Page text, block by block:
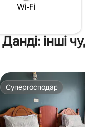
Wi-Fi
Данді: інші
Супергосподар
Супергосподар